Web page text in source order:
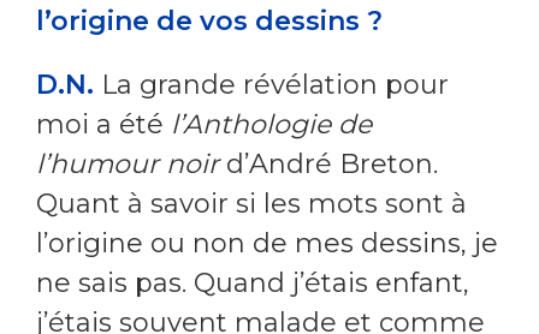
l’origine de vos dessins ?
D.N. La grande révélation pour
moi a été l’Anthologie de
l’humour noird’André Breton.
Quant à savoir si les mots sont à
l’origine ou non de mes dessins, je
ne sais pas. Quand j’étais enfant,
j’étais souvent malade et comme